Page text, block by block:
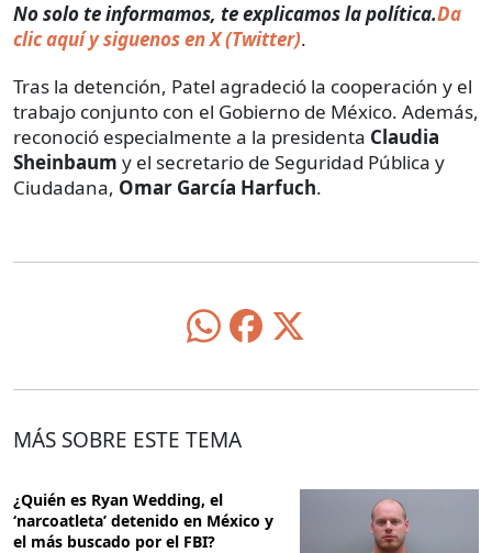
No solo te informamos, te explicamos la política.Da
clic aquí y siguenos en X (Twitter).
Tras la detención, Patel agradeció la cooperación y el
trabajo conjunto con el Gobierno de México. Además,
reconoció especialmente a la presidenta Claudia
Sheinbaum y el secretario de Seguridad Pública y
Ciudadana, Omar García Harfuch.
MÁS SOBRE ESTE TEMA
¿Quién es Ryan Wedding, el
‘narcoatleta’ detenido en México y
el más buscado por el FBI?